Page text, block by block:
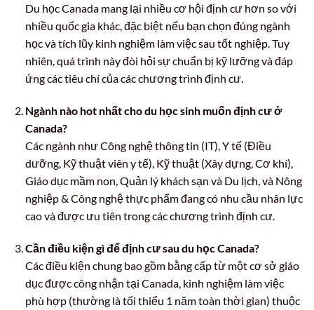
Du học Canada mang lại nhiều cơ hội định cư hơn so với
nhiều quốc gia khác, đặc biệt nếu bạn chọn đúng ngành
học và tích lũy kinh nghiệm làm việc sau tốt nghiệp. Tuy
nhiên, quá trình này đòi hỏi sự chuẩn bị kỹ lưỡng và đáp
ứng các tiêu chí của các chương trình định cư.
Ngành nào hot nhất cho du học sinh muốn định cư ở
Canada?
Các ngành như Công nghệ thông tin (IT), Y tế (Điều
dưỡng, Kỹ thuật viên y tế), Kỹ thuật (Xây dựng, Cơ khí),
Giáo dục mầm non, Quản lý khách sạn và Du lịch, và Nông
nghiệp & Công nghệ thực phẩm đang có nhu cầu nhân lực
cao và được ưu tiên trong các chương trình định cư.
Cần điều kiện gì để định cư sau du học Canada?
Các điều kiện chung bao gồm bằng cấp từ một cơ sở giáo
dục được công nhận tại Canada, kinh nghiệm làm việc
phù hợp (thường là tối thiểu 1 năm toàn thời gian) thuộc